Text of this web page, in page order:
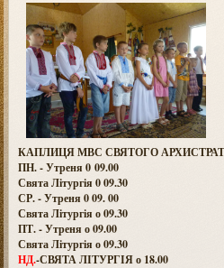
КАПЛИЦЯ МВС СВЯТОГО
ПН. - Утреня 0 09.00
Свята Літургія 0 09.30
СР. - Утреня 0 09. 00
Свята Літургія о 09.30
ПТ. - Утреня о 09.00
Свята Літургія о 09.30
НД.-СВЯТА ЛІТУРГІЯ о 18.00